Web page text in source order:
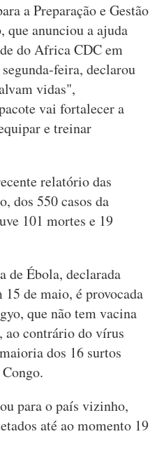
a Preparação e Gestão
que anunciou a ajuda
do Africa CDC em
feira, declarou
vidas",
vai fortalecer a
e treinar
relatório das
dos 550 casos da
101 mortes e 19
de Ébola, declarada
de maio, é provocada
que não tem vacina
ao contrário do vírus
dos 16 surtos
para o país vizinho,
até ao momento 19